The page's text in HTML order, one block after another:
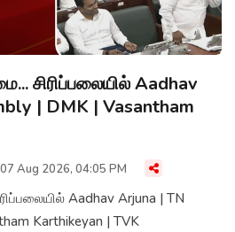
சிரிப்பலையில் Aadhav
| DMK | Vasantham
07 Aug 2026, 04:05 PM
Aadhav Arjuna | TN
Karthikeyan | TVK